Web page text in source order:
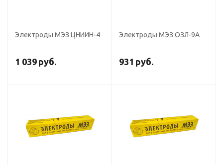
Электроды МЭЗ ЦНИИН-4
1 039 руб.
Электроды МЭЗ ОЗЛ-9А
931 руб.